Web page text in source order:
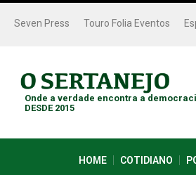
Seven Press Touro Folia Eventos
Onde a verdade encontra a
DESDE 2015
HOME COTIDIANO